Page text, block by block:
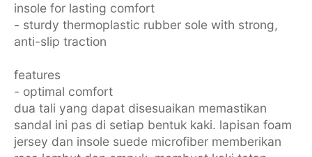
insole for lasting comfort
- sturdy thermoplastic rubber sole with strong,
anti-slip traction
features
- optimal comfort
dua tali yang dapat disesuaikan memastikan
sandal ini pas di setiap bentuk kaki. lapisan foam
jersey dan insole suede microfiber memberikan